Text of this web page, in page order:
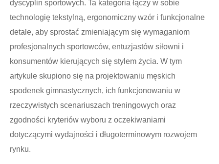
dyscyplin sportowych. Ta kategoria łączy w sobie
technologię tekstylną, ergonomiczny wzór i funkcjonalne
detale, aby sprostać zmieniającym się wymaganiom
profesjonalnych sportowców, entuzjastów siłowni i
konsumentów kierujących się stylem życia. W tym
artykule skupiono się na projektowaniu męskich
spodenek gimnastycznych, ich funkcjonowaniu w
rzeczywistych scenariuszach treningowych oraz
zgodności kryteriów wyboru z oczekiwaniami
dotyczącymi wydajności i długoterminowym rozwojem
rynku.